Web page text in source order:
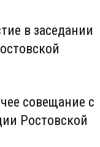
в заседании
совещание с
Ростовской